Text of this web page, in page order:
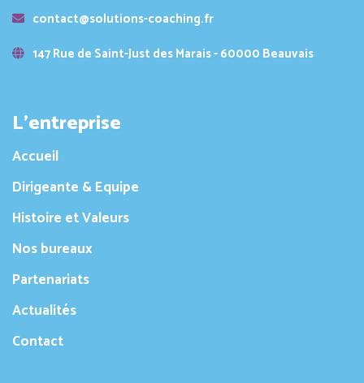
contact@solutions-coaching.fr
147 Rue de Saint-Just des Marais - 60000 Beauvais
L’entreprise
Accueil
Dirigeante & Equipe
Histoire et Valeurs
Nos bureaux
Partenariats
Actualités
Contact